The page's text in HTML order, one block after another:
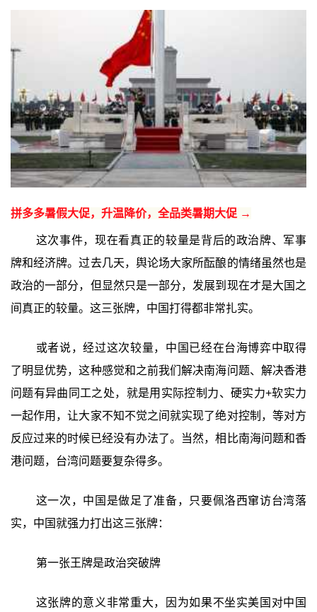
拼多多暑假大促，升温降价，全品类暑期大促 →
这次事件，现在看真正的较量是背后的政治牌、军事
牌和经济牌。过去几天，舆论场大家所酝酿的情绪虽然也是
政治的一部分，但显然只是一部分，发展到现在才是大国之
间真正的较量。这三张牌，中国打得都非常扎实。
或者说，经过这次较量，中国已经在台海博弈中取得
了明显优势，这种感觉和之前我们解决南海问题、解决香港
问题有异曲同工之处，就是用实际控制力、硬实力+软实力
一起作用，让大家不知不觉之间就实现了绝对控制，等对方
反应过来的时候已经没有办法了。当然，相比南海问题和香
港问题，台湾问题要复杂得多。
这一次，中国是做足了准备，只要佩洛西窜访台湾落
实，中国就强力打出这三张牌：
第一张王牌是政治突破牌
这张牌的意义非常重大，因为如果不坐实美国对中国